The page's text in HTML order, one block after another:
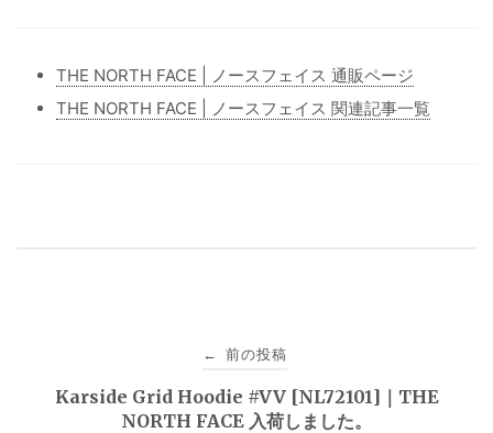
THE NORTH FACE | ノースフェイス 通販ページ
THE NORTH FACE | ノースフェイス 関連記事一覧
← 前の投稿
Karside Grid Hoodie #VV [NL72101]｜THE
NORTH FACE 入荷しました。